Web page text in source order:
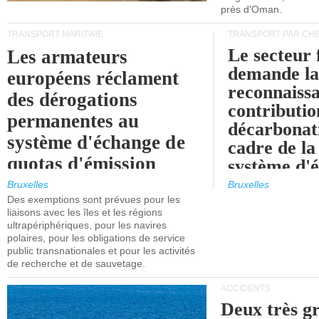
près d'Oman.
TRANSPORT MARITIME
Les armateurs
européens réclament
des dérogations
permanentes au
système d'échange de
quotas d'émission
maritimes de l'UE
après 2030.
Bruxelles
Des exemptions sont prévues pour les
liaisons avec les îles et les régions
ultrapériphériques, pour les navires
polaires, pour les obligations de service
public transnationales et pour les activités
de recherche et de sauvetage.
TRANSPORT PAR
Le
demande la
cadre de
système
quotas
Bruxelles
ACCIDENTS
Deux très